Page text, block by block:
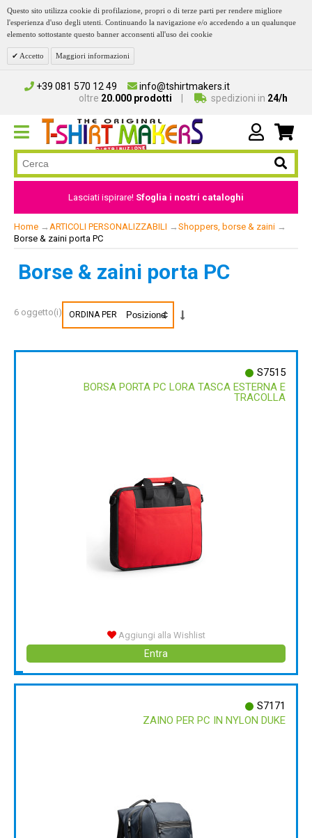
Questo sito utilizza cookie di profilazione, propri o di terze parti per rendere migliore
l'esperienza d'uso degli utenti. Continuando la navigazione e/o accedendo a un qualunque
elemento sottostante questo banner acconsenti all'uso dei cookie
Accetto Maggiori informazioni
+39 081 570 12 49
info@tshirtmakers.it
oltre 20.000 prodotti spedizioni in 24/h
Lasciati ispirare! Sfoglia i nostri cataloghi
Home → ARTICOLI PERSONALIZZABILI → Shoppers, borse & zaini →
Borse & zaini porta PC
Borse & zaini porta PC
6 oggetto(i) ORDINA PER
S7515
BORSA PORTA PC LORA TASCA ESTERNA E
TRACOLLA
Aggiungi alla Wishlist
Entra
S7171
ZAINO PER PC IN NYLON DUKE